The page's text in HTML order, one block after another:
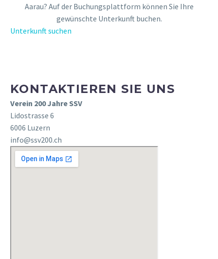
Aarau? Auf der Buchungsplattform können Sie Ihre
gewünschte Unterkunft buchen.
Unterkunft suchen
KONTAKTIEREN SIE UNS
Verein 200 Jahre SSV
Lidostrasse 6
6006 Luzern
info@ssv200.ch